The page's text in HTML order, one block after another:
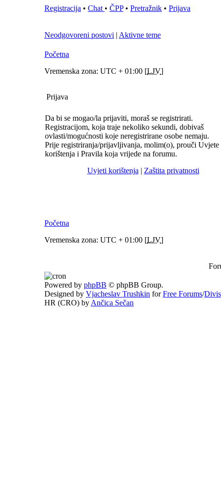
Registracija • Chat • ČPP• Pretražnik • Prijava
Neodgovoreni postovi | Aktivne teme
Početna
Vremenska zona: UTC + 01:00 [LJV]
Prijava
Da bi se mogao/la prijaviti, moraš se registrirati.
Registracijom, koja traje nekoliko sekundi, dobivaš
ovlasti/mogućnosti koje neregistrirane osobe nemaju.
Prije registriranja/prijavljivanja, molim(o), prouči Uvjete
korištenja i Pravila koja vrijede na forumu.
Uvjeti korištenja | Zaštita privatnosti
Početna
Vremenska zona: UTC + 01:00 [LJV]
Powered by phpBB © phpBB Group.
Designed by Vjacheslav Trushkin forFree Forums/
HR (CRO) by Ančica Sečan